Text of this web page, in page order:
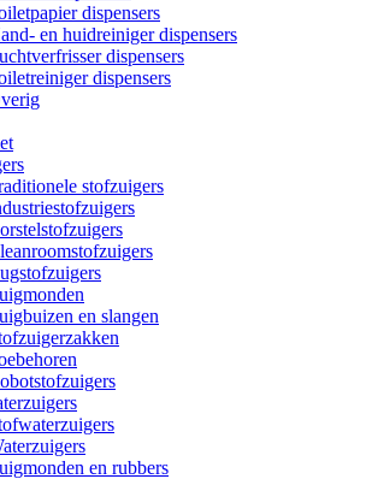
dispensers
en huidreiniger dispensers
dispensers
dispensers
stofzuigers
en slangen
en rubbers